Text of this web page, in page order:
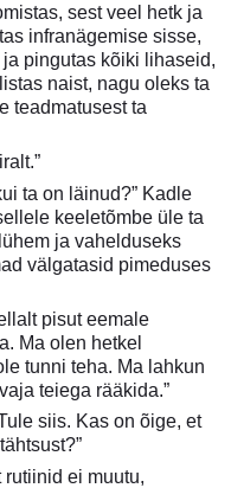
sest veel hetk ja
infranägemise sisse,
pingutas kõiki lihaseid,
naist, nagu oleks ta
teadmatusest ta
ta on läinud?” Kadle
keeletõmbe üle ta
ja vahelduseks
välgatasid pimeduses
pisut eemale
Ma olen hetkel
tunni teha. Ma lahkun
teiega rääkida.”
siis. Kas on õige, et
rutiinid ei muutu,